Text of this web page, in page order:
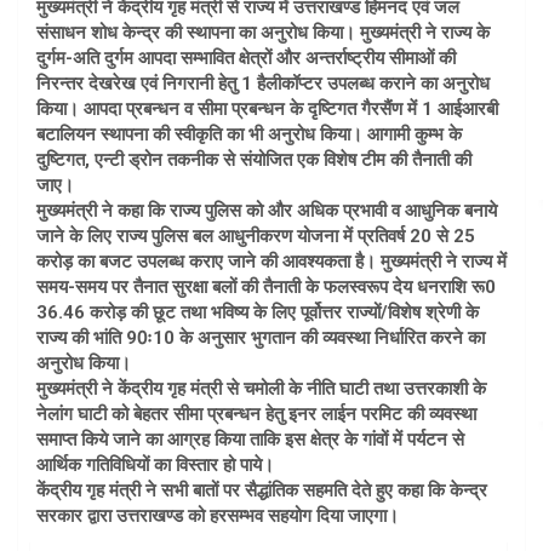
मुख्यमंत्री ने केंद्रीय गृह मंत्री से राज्य में उत्तराखण्ड हिमनद एवं जल
संसाधन शोध केन्द्र की स्थापना का अनुरोध किया। मुख्यमंत्री ने राज्य के
दुर्गम-अति दुर्गम आपदा सम्भावित क्षेत्रों और अन्तर्राष्ट्रीय सीमाओं की
निरन्तर देखरेख एवं निगरानी हेतु 1 हैलीकॉप्टर उपलब्ध कराने का अनुरोध
किया। आपदा प्रबन्धन व सीमा प्रबन्धन के दृष्टिगत गैरसैंण में 1 आईआरबी
बटालियन स्थापना की स्वीकृति का भी अनुरोध किया। आगामी कुम्भ के
दुष्टिगत, एन्टी ड्रोन तकनीक से संयोजित एक विशेष टीम की तैनाती की
जाए।
मुख्यमंत्री ने कहा कि राज्य पुलिस को और अधिक प्रभावी व आधुनिक बनाये
जाने के लिए राज्य पुलिस बल आधुनीकरण योजना में प्रतिवर्ष 20 से 25
करोड़ का बजट उपलब्ध कराए जाने की आवश्यकता है। मुख्यमंत्री ने राज्य में
समय-समय पर तैनात सुरक्षा बलों की तैनाती के फलस्वरूप देय धनराशि रू0
36.46 करोड़ की छूट तथा भविष्य के लिए पूर्वोत्तर राज्यों/विशेष श्रेणी के
राज्य की भांति 90ः10 के अनुसार भुगतान की व्यवस्था निर्धारित करने का
अनुरोध किया।
मुख्यमंत्री ने केंद्रीय गृह मंत्री से चमोली के नीति घाटी तथा उत्तरकाशी के
नेलांग घाटी को बेहतर सीमा प्रबन्धन हेतु इनर लाईन परमिट की व्यवस्था
समाप्त किये जाने का आग्रह किया ताकि इस क्षेत्र के गांवों में पर्यटन से
आर्थिक गतिविधियों का विस्तार हो पाये।
केंद्रीय गृह मंत्री ने सभी बातों पर सैद्धांतिक सहमति देते हुए कहा कि केन्द्र
सरकार द्वारा उत्तराखण्ड को हरसम्भव सहयोग दिया जाएगा।